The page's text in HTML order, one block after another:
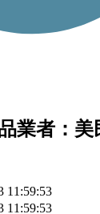
業者：
11:59:53
11:59:53